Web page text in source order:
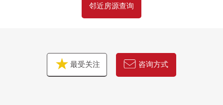
邻近房源查询
最受关注 咨询方式